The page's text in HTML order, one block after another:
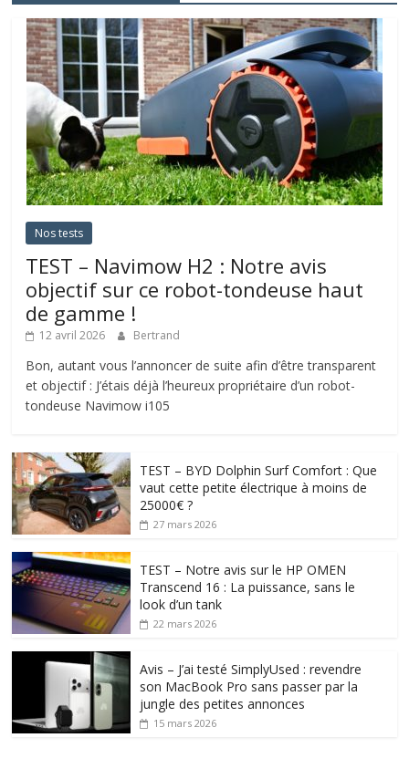
Nos tests
TEST – Navimow H2 : Notre avis
objectif sur ce robot-tondeuse haut
de gamme !
12 avril 2026 Bertrand
Bon, autant vous l’annoncer de suite afin d’être transparent
et objectif : J’étais déjà l’heureux propriétaire d’un robot-
tondeuse Navimow i105
TEST – BYD Dolphin Surf Comfort : Que
vaut cette petite électrique à moins de
25000€ ?
27 mars 2026
TEST – Notre avis sur le HP OMEN
Transcend 16 : La puissance, sans le
look d’un tank
22 mars 2026
Avis – J’ai testé SimplyUsed : revendre
son MacBook Pro sans passer par la
jungle des petites annonces
15 mars 2026